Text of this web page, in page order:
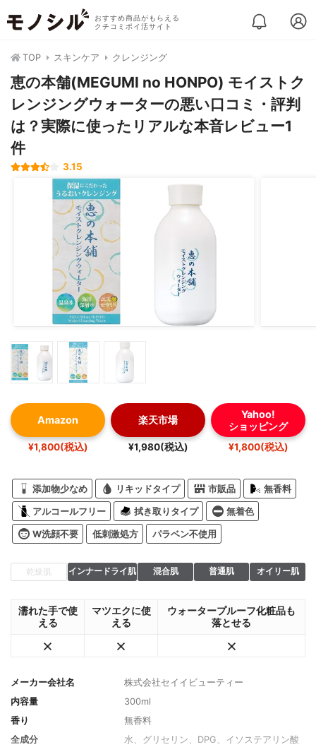
おすすめ商品がもらえる
クチコミポイ活サイト
TOP スキンケア クレンジング
恵の本舗(MEGUMI no HONPO) モイストク
レンジングウォーターの悪い口コミ・評判
は？実際に使ったリアルな本音レビュー1
件
3.15
Amazon
¥1,800(税込)
楽天市場
¥1,980(税込)
Yahoo!
ショッピング
¥1,800(税込)
添加物少なめ リキッドタイプ 市販品 無香料
アルコールフリー 拭き取りタイプ 無着色
W洗顔不要 低刺激処方 パラベン不使用
乾燥肌 インナードライ肌 混合肌 普通肌 オイリー肌
濡れた手で使
える
マツエクに使
える
ウォータープルーフ化粧品も
落とせる
メーカー会社名
株式会社セイイビューティー
内容量
300ml
香り
無香料
全成分
水、グリセリン、DPG、イソステアリン酸